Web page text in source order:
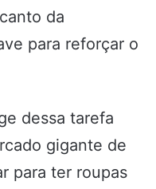
da
para reforçar o
dessa tarefa
gigante de
para ter roupas